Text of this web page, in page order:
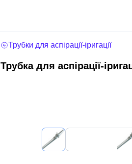
Трубки для аспірації-іригації
Трубка для аспірації-